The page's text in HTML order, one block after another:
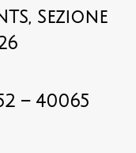
Sezione
– 40065